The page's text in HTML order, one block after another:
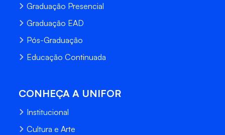
Graduação Presencial
Graduação EAD
Pós-Graduação
Educação Continuada
CONHEÇA A UNIFOR
Institucional
Cultura e Arte